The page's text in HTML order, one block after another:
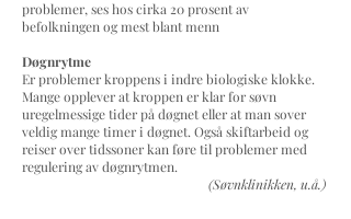
problemer, ses hos cirka 20 prosent av
befolkningen og mest blant menn
Døgnrytme
Er problemer kroppens i indre biologiske klokke.
Mange opplever at kroppen er klar for søvn
uregelmessige tider på døgnet eller at man sover
veldig mange timer i døgnet. Også skiftarbeid og
reiser over tidssoner kan føre til problemer med
regulering av døgnrytmen.
(Søvnklinikken, u.å.)